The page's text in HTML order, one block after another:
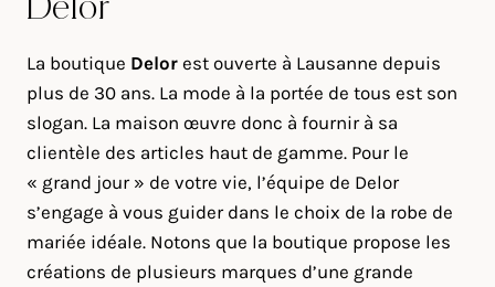
La boutique Delor est ouverte à Lausanne depuis
plus de 30 ans. La mode à la portée de tous est son
slogan. La maison œuvre donc à fournir à sa
clientèle des articles haut de gamme. Pour le
« grand jour » de votre vie, l’équipe de Delor
s’engage à vous guider dans le choix de la robe de
mariée idéale. Notons que la boutique propose les
créations de plusieurs marques d’une grande